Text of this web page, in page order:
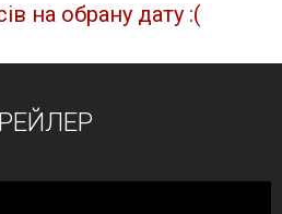
на обрану дату :(